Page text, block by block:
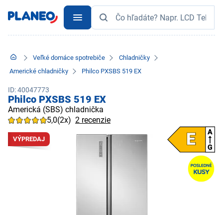
Veľké domáce spotrebiče
Chladničky
Americké chladničky
Philco PXSBS 519 EX
ID: 40047773
Philco PXSBS 519 EX
Americká (SBS) chladnička
5,0(2x) 2 recenzie
VÝPREDAJ